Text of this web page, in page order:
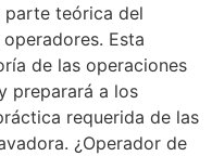
parte teórica del
Esta
de las operaciones
preparará a los
requerida de las
¿Operador de